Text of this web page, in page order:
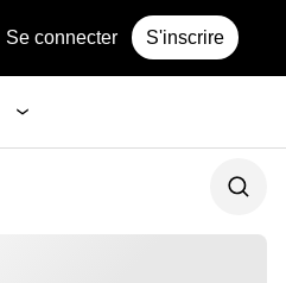
Se connecter S'inscrire